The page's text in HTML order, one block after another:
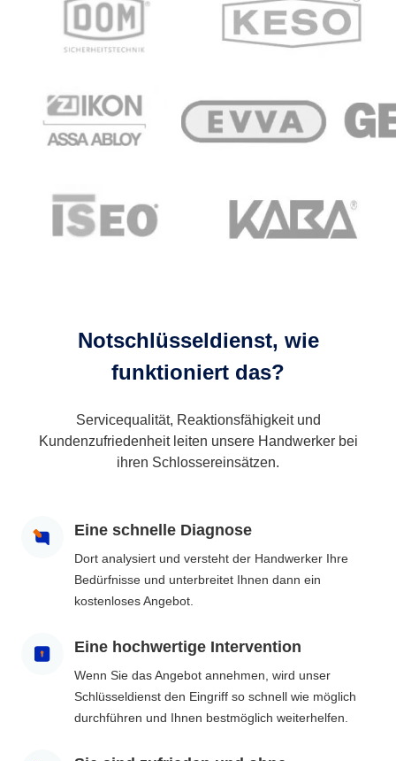
Notschlüsseldienst, wie
funktioniert das?
Servicequalität, Reaktionsfähigkeit und
Kundenzufriedenheit leiten unsere Handwerker bei
ihren Schlossereinsätzen.
Eine schnelle Diagnose
Dort analysiert und versteht der Handwerker Ihre
Bedürfnisse und unterbreitet Ihnen dann ein
kostenloses Angebot.
Eine hochwertige Intervention
Wenn Sie das Angebot annehmen, wird unser
Schlüsseldienst den Eingriff so schnell wie möglich
durchführen und Ihnen bestmöglich weiterhelfen.